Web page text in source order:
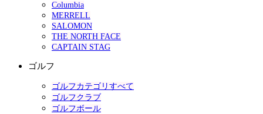
Columbia
MERRELL
SALOMON
THE NORTH FACE
CAPTAIN STAG
ゴルフ
ゴルフカテゴリすべて
ゴルフクラブ
ゴルフボール